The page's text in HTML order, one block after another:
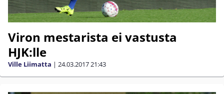
Viron mestarista ei vastusta
HJK:lle
Ville Liimatta | 24.03.201721:43